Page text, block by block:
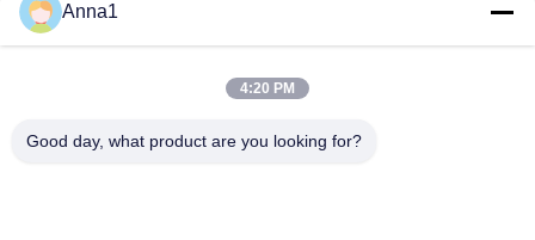
PT101 Capteur de température NTC personnalisé adapté aux
maisons intelligentes
Capteur de température PT100 NTC adapté aux ordinateurs
Anna1
4:20 PM
Good day, what product are you looking for?